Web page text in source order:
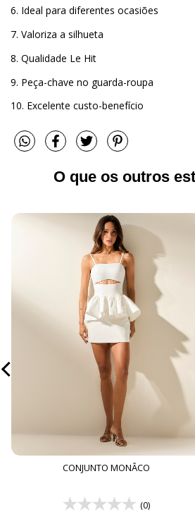
6. Ideal para diferentes ocasiões
7. Valoriza a silhueta
8. Qualidade Le Hit
9. Peça-chave no guarda-roupa
10. Excelente custo-benefício
O que os outros
CONJUNTO MONÂCO
(0)